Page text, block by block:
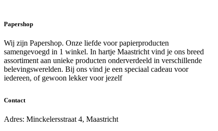
Papershop
Wij zijn Papershop. Onze liefde voor papierproducten
samengevoegd in 1 winkel. In hartje Maastricht vind je ons breed
assortiment aan unieke producten onderverdeeld in verschillende
belevingswerelden. Bij ons vind je een speciaal cadeau voor
iedereen, of gewoon lekker voor jezelf
Contact
Adres: Minckelersstraat 4, Maastricht